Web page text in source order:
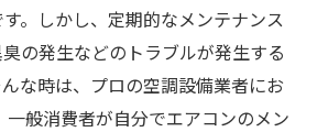
。しかし、定期的なメンテナンス
の発生などのトラブルが発生する
な時は、プロの空調設備業者にお
一般消費者が自分でエアコンのメン